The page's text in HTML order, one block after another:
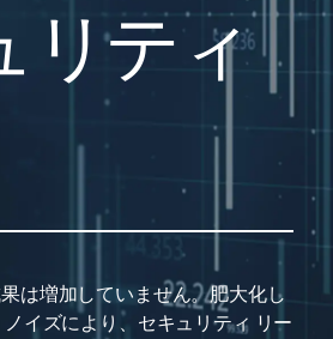
リティ
は増加していません。肥大化し
イズにより、セキュリティ リー